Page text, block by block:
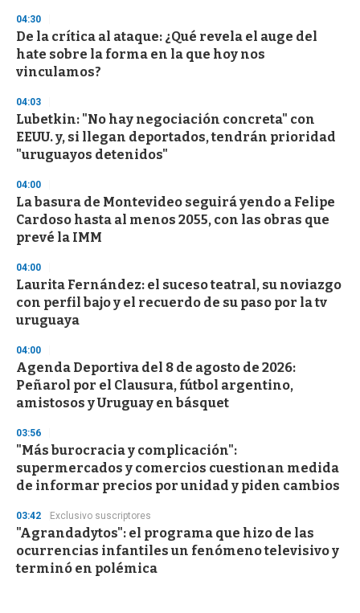
s
e
c
o
n
s
04:30
De la crítica al ataque: ¿Qué revela el auge del
hate sobre la forma en la que hoy nos
vinculamos?
04:03
Lubetkin: "No hay negociación concreta" con
EEUU. y, si llegan deportados, tendrán prioridad
"uruguayos detenidos"
04:00
La basura de Montevideo seguirá yendo a Felipe
Cardoso hasta al menos 2055, con las obras que
prevé la IMM
04:00
Laurita Fernández: el suceso teatral, su noviazgo
con perfil bajo y el recuerdo de su paso por la tv
uruguaya
04:00
Agenda Deportiva del 8 de agosto de 2026:
Peñarol por el Clausura, fútbol argentino,
amistosos y Uruguay en básquet
03:56
"Más burocracia y complicación":
supermercados y comercios cuestionan medida
de informar precios por unidad y piden cambios
03:42 Exclusivo suscriptores
"Agrandadytos": el programa que hizo de las
ocurrencias infantiles un fenómeno televisivo y
terminó en polémica